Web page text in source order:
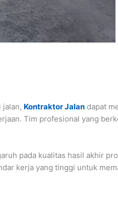
jalan, Kontraktor Jalan dapat
Tim profesional yang
pada kualitas hasil akhir
kerja yang tinggi untuk